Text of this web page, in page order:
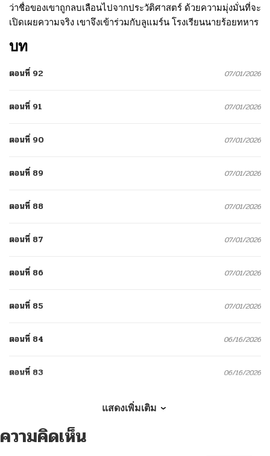
ว่าชื่อของเขาถูกลบเลือนไปจากประวัติศาสตร์ ด้วยความมุ่งมั่นที่จะ
เปิดเผยความจริง เขาจึงเข้าร่วมกับลูแมร์น โรงเรียนนายร้อยทหาร
บท
ตอนที่ 92 07/01/2026
ตอนที่ 91 07/01/2026
ตอนที่ 90 07/01/2026
ตอนที่ 89 07/01/2026
ตอนที่ 88 07/01/2026
ตอนที่ 87 07/01/2026
ตอนที่ 86 07/01/2026
ตอนที่ 85 07/01/2026
ตอนที่ 84 06/16/2026
ตอนที่ 83 06/16/2026
ตอนที่ 81
แสดงเพิ่มเติม
ความคิดเห็น